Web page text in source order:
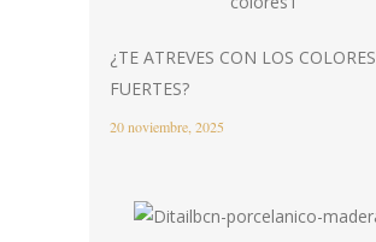
¿TE ATREVES CON LOS COLORES
FUERTES?
20 noviembre, 2025